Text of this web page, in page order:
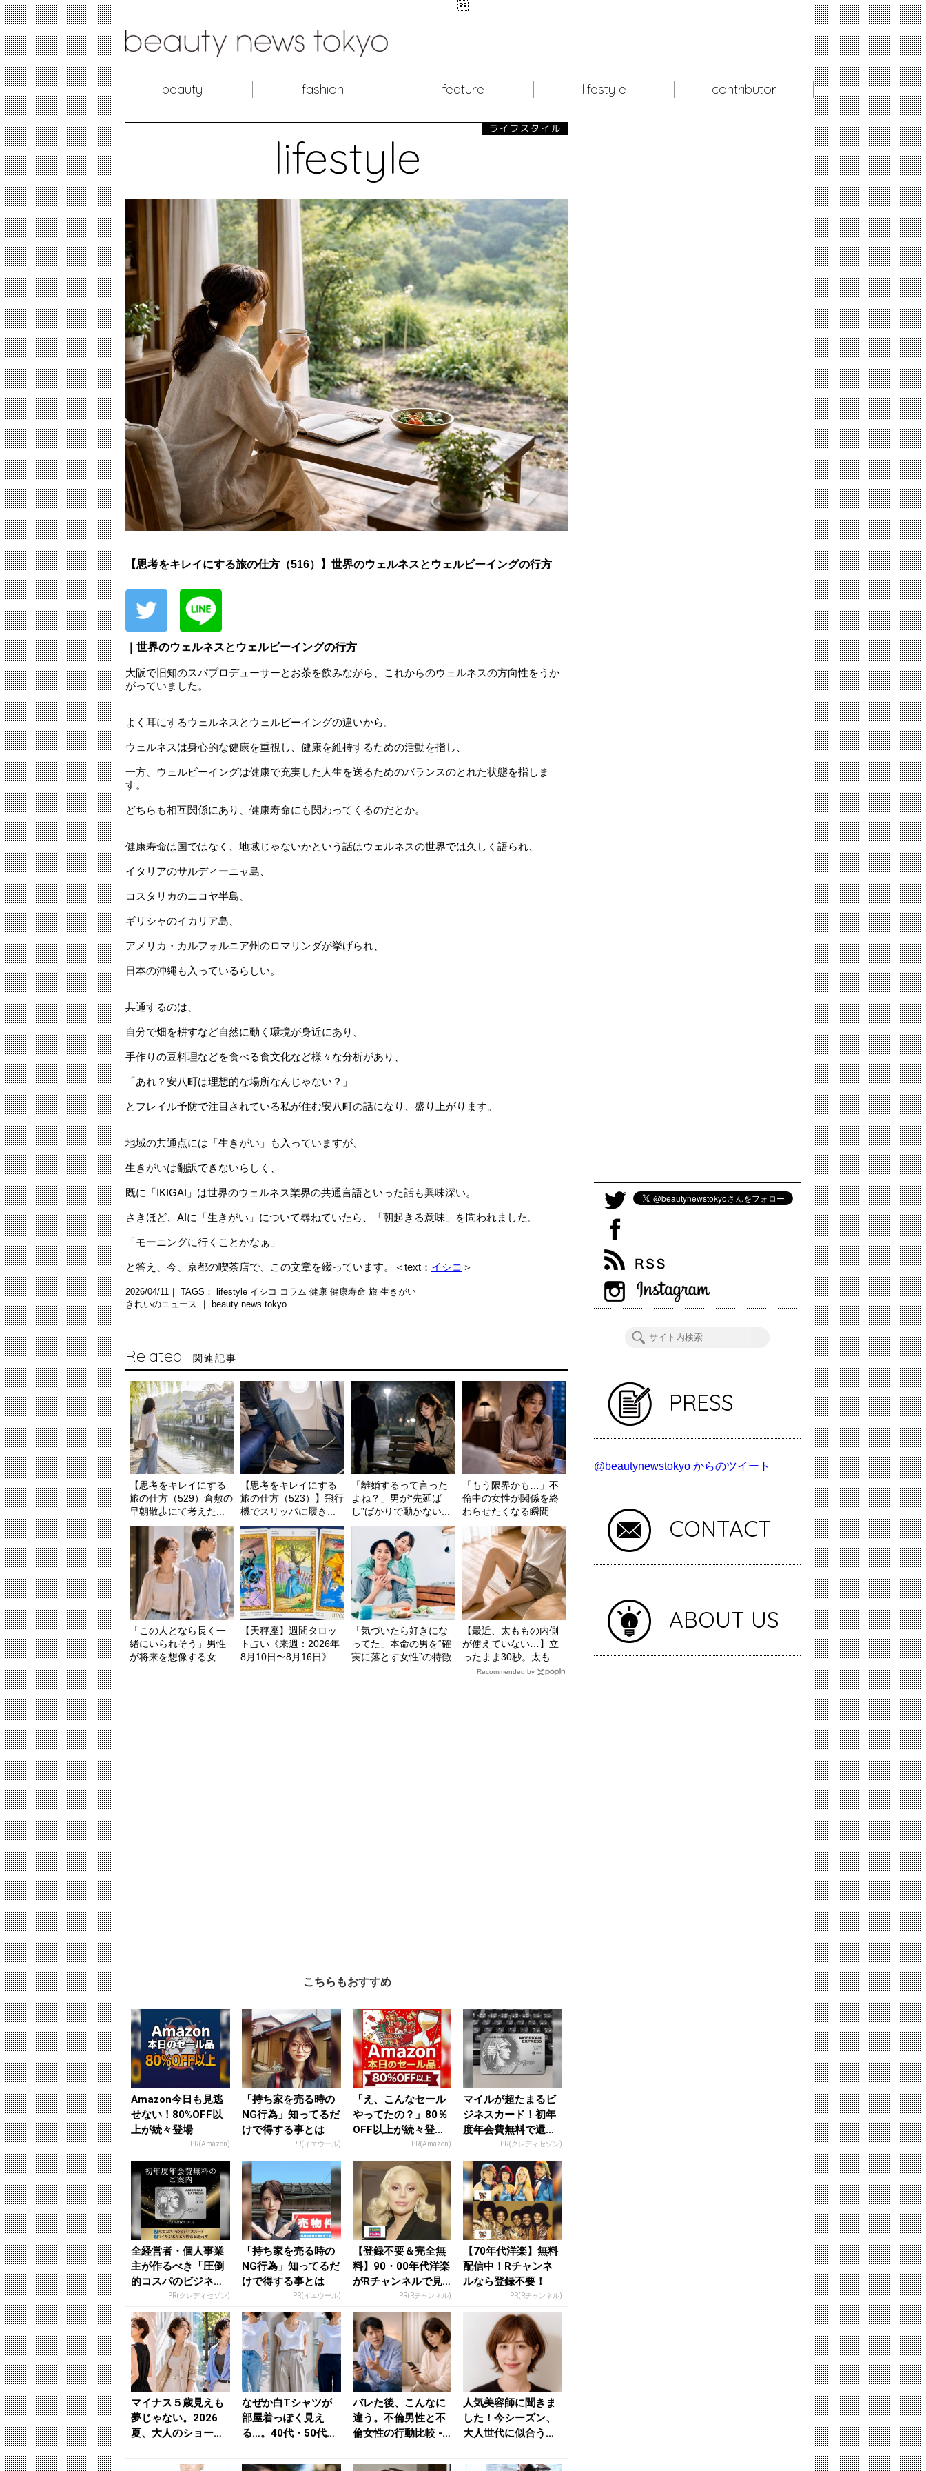

beauty fashion feature lifestyle contributor
lifestyle
ライフスタイル
【思考をキレイにする旅の仕方（516）】世界のウェルネスとウェルビーイングの行方
｜世界のウェルネスとウェルビーイングの行方
大阪で旧知のスパプロデューサーとお茶を飲みながら、これからのウェルネスの方向性をうか
がっていました。
よく耳にするウェルネスとウェルビーイングの違いから。
ウェルネスは身心的な健康を重視し、健康を維持するための活動を指し、
一方、ウェルビーイングは健康で充実した人生を送るためのバランスのとれた状態を指しま
す。
どちらも相互関係にあり、健康寿命にも関わってくるのだとか。
健康寿命は国ではなく、地域じゃないかという話はウェルネスの世界では久しく語られ、
イタリアのサルディーニャ島、
コスタリカのニコヤ半島、
ギリシャのイカリア島、
アメリカ・カルフォルニア州のロマリンダが挙げられ、
日本の沖縄も入っているらしい。
共通するのは、
自分で畑を耕すなど自然に動く環境が身近にあり、
手作りの豆料理などを食べる食文化など様々な分析があり、
「あれ？安八町は理想的な場所なんじゃない？」
とフレイル予防で注目されている私が住む安八町の話になり、盛り上がります。
地域の共通点には「生きがい」も入っていますが、
生きがいは翻訳できないらしく、
既に「IKIGAI」は世界のウェルネス業界の共通言語といった話も興味深い。
さきほど、AIに「生きがい」について尋ねていたら、「朝起きる意味」を問われました。
「モーニングに行くことかなぁ」
と答え、今、京都の喫茶店で、この文章を綴っています。＜text： イシコ ＞
2026/04/11｜ TAGS： lifestyle イシコ コラム 健康 健康寿命 旅 生きがい
きれいのニュース ｜
beauty news tokyo
Related 関連記事
【思考をキレイにする
旅の仕方（529）倉敷の
早朝散歩にて考えた...
【思考をキレイにする
旅の仕方（523）】飛行
機でスリッパに履き...
「離婚するって言った
よね？」男が“先延ば
し”ばかりで動かない...
「もう限界かも…」不
倫中の女性が関係を終
わらせたくなる瞬間
「この人となら長く一
緒にいられそう」男性
が将来を想像する女...
【天秤座】週間タロッ
ト占い《来週：2026年
8月10日〜8月16日》...
「気づいたら好きにな
ってた」本命の男を“確
実に落とす女性”の特徴
【最近、太ももの内側
が使えていない…】立
ったまま30秒。太も...
Recommended by
こちらもおすすめ
Amazon今日も見逃
せない！80%OFF以
上が続々登場
PR(Amazon)
「持ち家を売る時の
NG行為」知ってるだ
けで得する事とは
PR(イエウール)
「え、こんなセール
やってたの？」80％
OFF以上が続々登
場！Amazonの本気
が...
PR(Amazon)
マイルが超たまるビ
ジネスカード！初年
度年会費無料で還元
率最大1.125%PR(クレディセゾン)
全経営者・個人事業
主が作るべき「圧倒
的コスパのビジネス
カード」PR(クレディセゾン)
「持ち家を売る時の
NG行為」知ってるだ
けで得する事とは
PR(イエウール)
【登録不要＆完全無
料】90・00年代洋楽
がRチャンネルで見
PR(Rチャンネル)
【70年代洋楽】無料
配信中！Rチャンネ
ルなら登録不要！
PR(Rチャンネル)
マイナス５歳見えも
夢じゃない。2026
夏、大人のショート
なぜか白Tシャツが
部屋着っぽく見え
る…。40代・50代が
イン...
バレた後、こんなに
違う。不倫男性と不
倫女性の行動比較 -
be...
人気美容師に聞きま
した！今シーズン、
大人世代に似合う
ヘア】３選...
PRESS
@beautynewstokyo からのツイート
CONTACT
ABOUT US